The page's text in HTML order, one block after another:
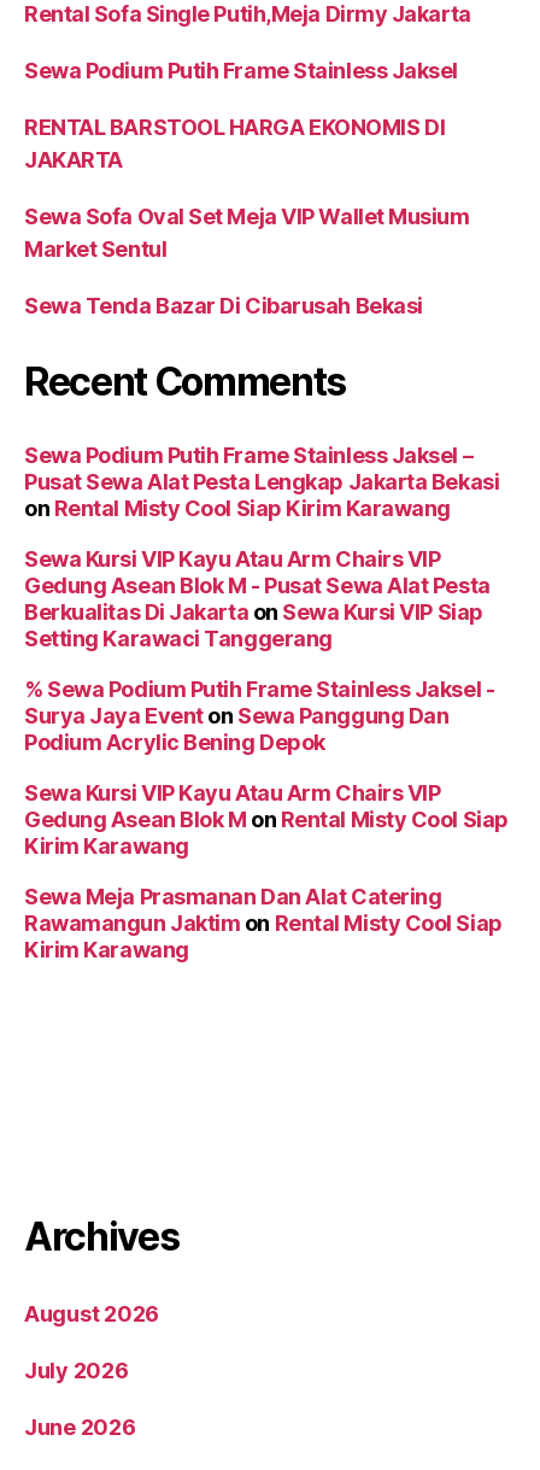
Rental Sofa Single Putih,Meja Dirmy Jakarta
Sewa Podium Putih Frame Stainless Jaksel
RENTAL BARSTOOL HARGA EKONOMIS DI
JAKARTA
Sewa Sofa Oval Set Meja VIP Wallet Musium
Market Sentul
Sewa Tenda Bazar Di Cibarusah Bekasi
Recent Comments
Sewa Podium Putih Frame Stainless Jaksel –
Pusat Sewa Alat Pesta Lengkap Jakarta Bekasi
on Rental Misty Cool Siap Kirim Karawang
Sewa Kursi VIP Kayu Atau Arm Chairs VIP
Gedung Asean Blok M - Pusat Sewa Alat Pesta
Berkualitas Di Jakarta on Sewa Kursi VIP Siap
Setting Karawaci Tanggerang
% Sewa Podium Putih Frame Stainless Jaksel -
Surya Jaya Eventon Sewa Panggung Dan
Podium Acrylic Bening Depok
Sewa Kursi VIP Kayu Atau Arm Chairs VIP
Gedung Asean Blok M on Rental Misty Cool Siap
Kirim Karawang
Sewa Meja Prasmanan Dan Alat Catering
Rawamangun Jaktim on Rental Misty Cool Siap
Kirim Karawang
Archives